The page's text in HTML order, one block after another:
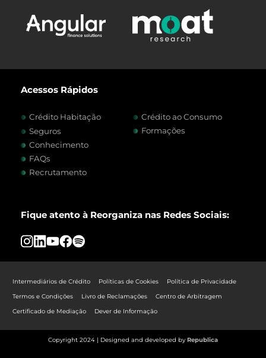
Acessos Rápidos
Crédito Habitação
Crédito ao Consumo
Seguros
Formações
Conhecimento
FAQs
Recrutamento
Fique atento à Reorganiza nas Redes Sociais:
Intermediários de Crédito Políticas de Cookies
Política de Privacidade
Termos e Condições
Livro de Reclamações
Centro de Arbitragem
Certificado de Mediação
Dever de Informação
Copyright 2024 | Designed and developed byRepublica